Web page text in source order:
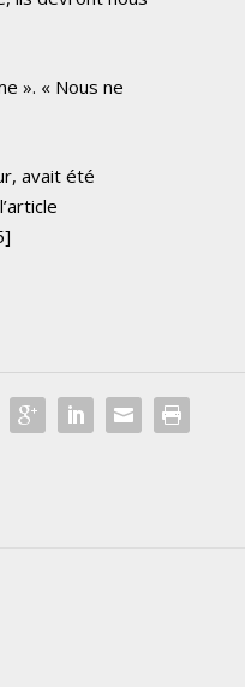
». « Nous ne
avait été